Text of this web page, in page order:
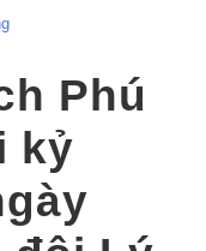
Phú
kỷ